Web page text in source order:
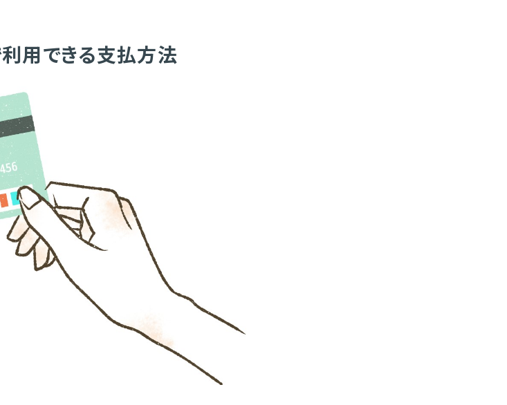
用できる支払方法